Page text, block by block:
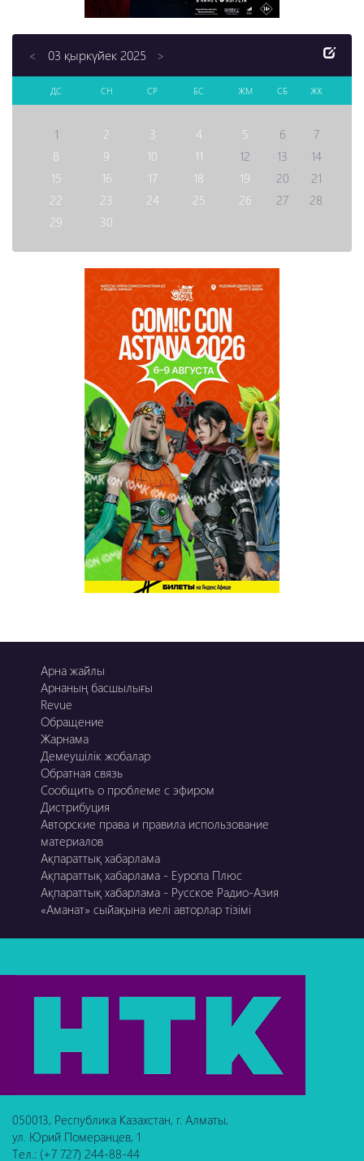
< 03 қыркүйек 2025 >
ДС СН СР БС ЖМ СБ ЖК
1 2 3 4 5 6
7
8
9 10 11 12 13
14
15
16 17 18 19 20
21
22
23 24 25 26 27
28
29
30
Арна жайлы
Арнаның басшылығы
Revue
Обращение
Жарнама
Демеушілік жобалар
Обратная связь
Сообщить о проблеме с эфиром
Дистрибуция
Авторские права и правила использование
материалов
Ақпараттық хабарлама
Ақпараттық хабарлама - Еуропа Плюс
Ақпараттық хабарлама - Русское Радио-Азия
«Аманат» сыйақына иелі авторлар тізімі
050013, Республика Казахстан, г. Алматы,
ул. Юрий Померанцев, 1
Тел.: (+7 727) 244-88-44